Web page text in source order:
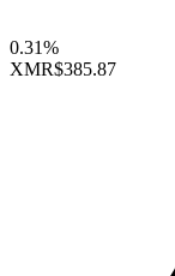
0.31%
XMR$385.87